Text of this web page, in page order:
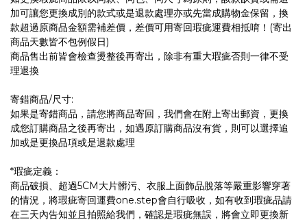
加可讓您更換成別的款式或是退款處理亦或先當成購物金保留，換
款超過原商品金額需補差價，差價可用寄回瑕疵運費相抵唷！(寄出
商品天數皆不包例假日)
商品售出前皆會檢查燙整後再寄出，除非有重大瑕疵否則一律不受
理退換
寄錯商品/尺寸:
如果是寄錯商品，請您將商品寄回，我們會在附上寄出郵資，更換
成您訂購商品之後再寄出，如遇原訂購商品沒有貨，則可以選擇追
加或是更換品項或是退款處理
*瑕疵定義：
商品破損、超過5CM大片髒污、衣服上面飾品脫落等嚴重影響穿著
的情況，將瑕疵寄回運費one.step會自行吸收，如有收到瑕疵品請
在三天內告知並且拍照給我們，確認是瑕疵無誤，將會立即更換新